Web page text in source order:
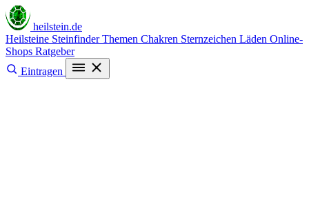
heilstein.de
Heilsteine SteinfinderThemen Chakren Sternzeichen Läden Online-
Shops Ratgeber
Eintragen